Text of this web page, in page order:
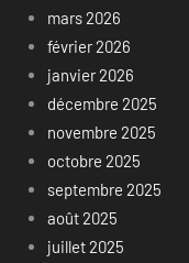
mars 2026
février 2026
janvier 2026
décembre 2025
novembre 2025
octobre 2025
septembre 2025
août 2025
juillet 2025